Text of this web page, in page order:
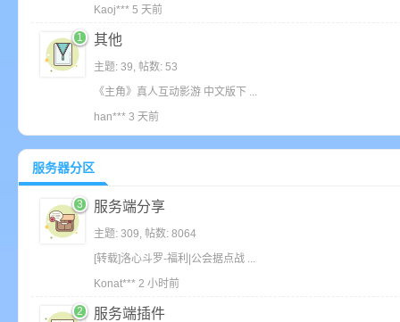
Kaoj*** 5 天前
1 其他
主题: 39, 帖数: 53
《主角》真人互动影游 中文版下 ...
han*** 3 天前
服务器分区
3 服务端分享
主题: 309, 帖数: 8064
[转载]洛心斗罗-福利|公会据点战 ...
Konat*** 2 小时前
2 服务端插件